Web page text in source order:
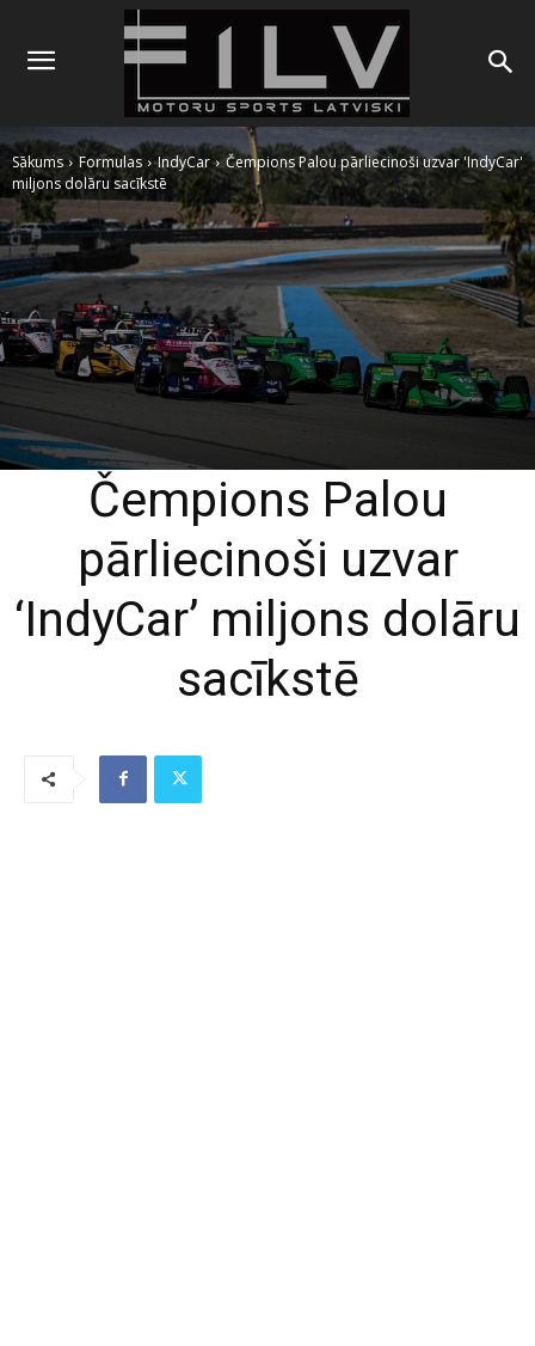
Sākums Formulas IndyCar
Čempions Palou pārliecinoši uzvar 'IndyCar'
miljons dolāru sacīkstē
Čempions Palou
pārliecinoši uzvar
‘IndyCar’ miljons dolāru
sacīkstē